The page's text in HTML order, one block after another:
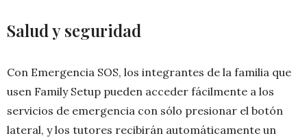
Salud y seguridad
Con Emergencia SOS, los integrantes de la familia que
usen Family Setup pueden acceder fácilmente a los
servicios de emergencia con sólo presionar el botón
lateral, y los tutores recibirán automáticamente un